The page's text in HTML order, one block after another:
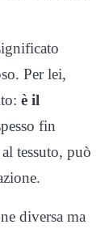
Per lei,
è il
fin
tessuto, può
diversa ma